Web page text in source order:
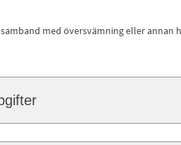
med översvämning eller annan